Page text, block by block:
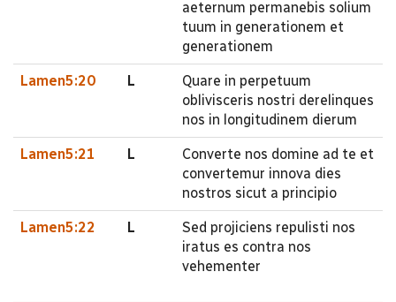
aeternum permanebis solium
tuum in generationem et
generationem
Lamen5:20 L
Quare in perpetuum
oblivisceris nostri derelinques
nos in longitudinem dierum
Lamen5:21 L
Converte nos domine ad te et
convertemur innova dies
nostros sicut a principio
Lamen5:22 L
Sed projiciens repulisti nos
iratus es contra nos
vehementer